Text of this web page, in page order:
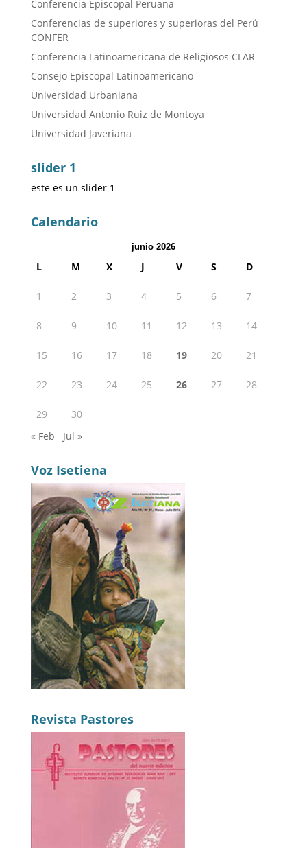
Conferencia Episcopal Peruana
Conferencias de superiores y superioras del Perú
CONFER
Conferencia Latinoamericana de Religiosos CLAR
Consejo Episcopal Latinoamericano
Universidad Urbaniana
Universidad Antonio Ruiz de Montoya
Universidad Javeriana
slider 1
este es un slider 1
Calendario
junio 2026
L M X J V S D
1 2 3 4 5 6 7
8 9 10 11 12 13 14
15 16 17 18 19 20 21
22 23 24 25 26 27 28
29
30
« Feb
Jul »
Voz Isetiena
Revista Pastores